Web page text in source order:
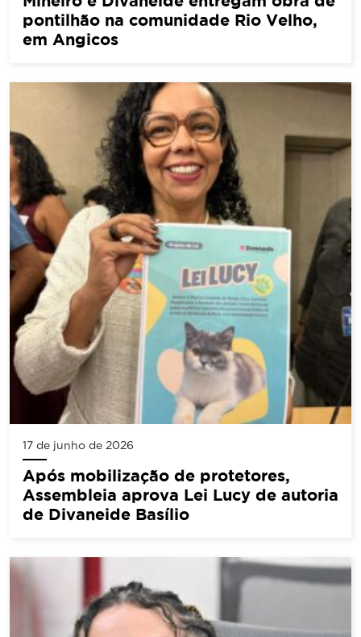
pontilhão na comunidade Rio Velho,
em Angicos
17 de junho de 2026
Após mobilização de protetores,
Assembleia aprova Lei Lucy de autoria
de Divaneide Basílio